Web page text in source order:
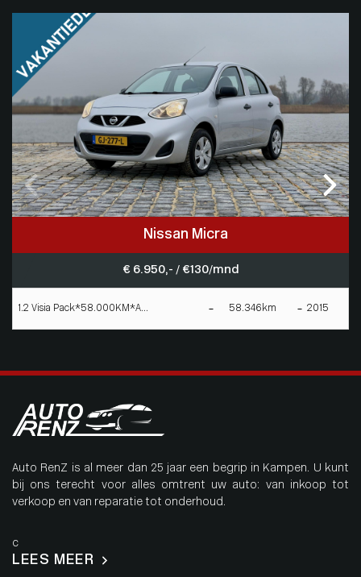
Nissan Micra
€ 6.950,- / € 130/mnd
1.2 Visia Pack*58.000KM*A... 58.346km 2015
Auto RenZ is al meer dan 25 jaar een begrip in Kampen. U kunt
bij ons terecht voor alles omtrent uw auto: van inkoop tot
verkoop en van reparatie tot onderhoud.
c
LEES MEER